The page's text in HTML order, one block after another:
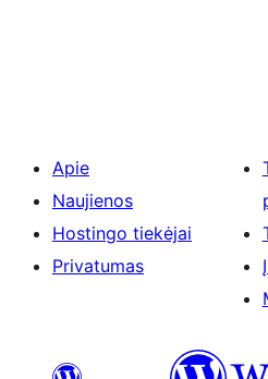
Apie
Naujienos
Hostingo tiekėjai
Privatumas